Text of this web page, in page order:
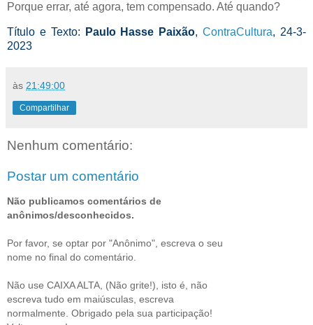
Porque errar, até agora, tem compensado. Até quando?
Título e Texto: Paulo Hasse Paixão,ContraCultura, 24-3-
2023
às 21:49:00
Compartilhar
Nenhum comentário:
Postar um comentário
Não publicamos comentários de
anônimos/desconhecidos.
Por favor, se optar por "Anônimo", escreva o seu
nome no final do comentário.
Não use CAIXA ALTA, (Não grite!), isto é, não
escreva tudo em maiúsculas, escreva
normalmente. Obrigado pela sua participação!